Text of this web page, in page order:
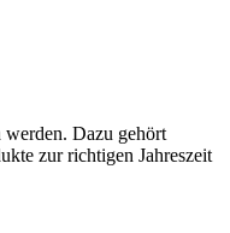
werden. Dazu gehört
zur richtigen Jahreszeit